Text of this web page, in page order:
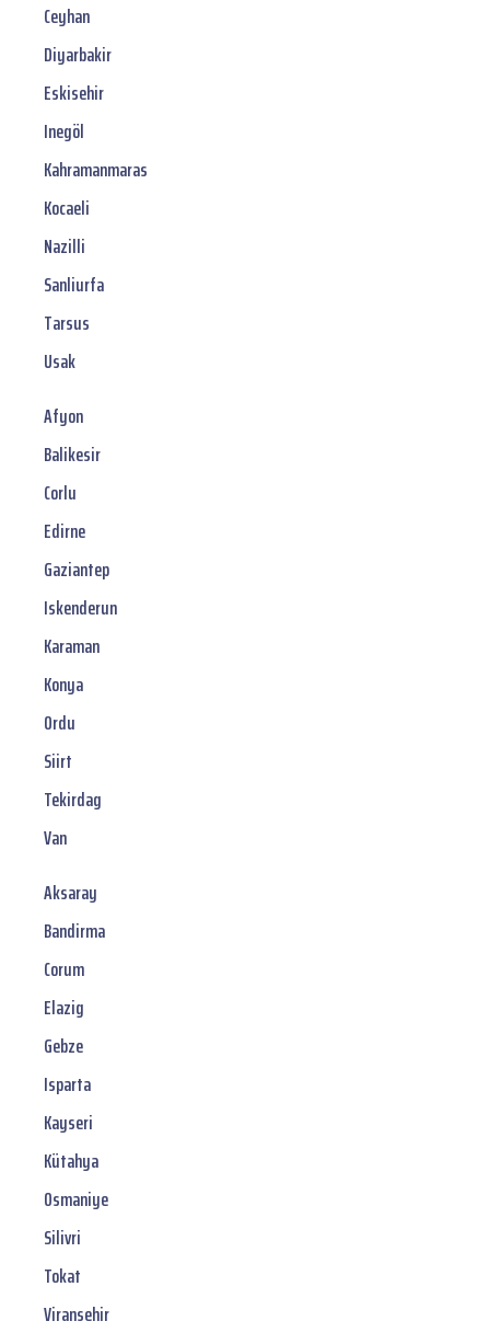
Ceyhan
Diyarbakir
Eskisehir
Inegöl
Kahramanmaras
Kocaeli
Nazilli
Sanliurfa
Tarsus
Usak
Afyon
Balikesir
Corlu
Edirne
Gaziantep
Iskenderun
Karaman
Konya
Ordu
Siirt
Tekirdag
Van
Aksaray
Bandirma
Corum
Elazig
Gebze
Isparta
Kayseri
Kütahya
Osmaniye
Silivri
Tokat
Viransehir